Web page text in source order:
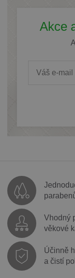
Akce
Vhodný
věkové
Účinně
a čistí